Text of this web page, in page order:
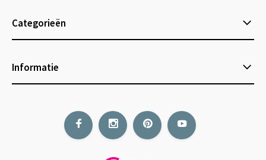
Categorieën
Informatie